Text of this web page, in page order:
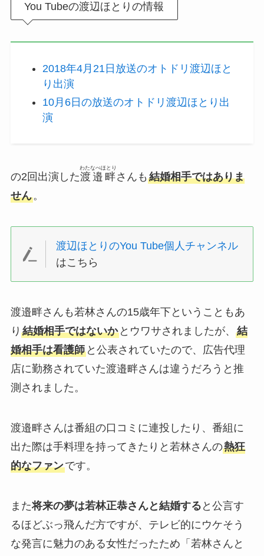
You Tubeの渡辺ほとりの情報
2018年4月21日放送のオトドリ渡辺ほと
り出演
10月6日の放送のオトドリ渡辺ほとり出
演
の2回出演した渡邉畔
わたなべほとり
さんも 結婚相手ではありま
せん。
渡辺ほとりのYou Tube個人チャンネル
はこちら
渡邉畔さんも若林さんの15歳年下ということもあ
り 結婚相手ではないかとウワサされましたが、 結
婚相手は看護師と公表されていたので、広告代理
店に勤務されていた渡邉畔さんは違うだろうと推
測されました。
渡邉畔さんは番組の口コミに連投したり、番組に
出た際は手料理を持ってきたりと若林さんの熱狂
的なファンです。
また将来の夢は若林正恭さんと結婚する と公言す
るほどぶっ飛んだ方ですが、テレビ的にウケそう
な発言に魅力のある女性だったため「若林さんと